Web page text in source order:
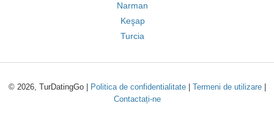
Narman
Keşap
Turcia
© 2026, TurDatingGo | Politica de confidentialitate| Termeni de utilizare|
Contactați-ne